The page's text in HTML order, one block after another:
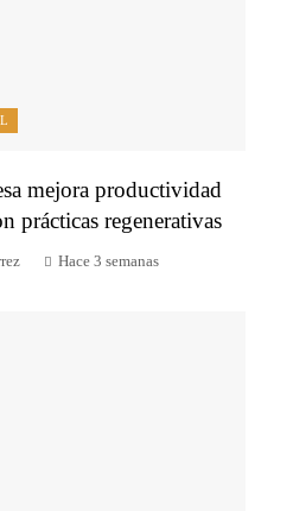
mejora productividad
prácticas regenerativas
Hace 3 semanas